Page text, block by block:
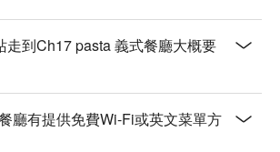
走到Ch17 pasta 義式餐廳大概要
廳有提供免費Wi-Fi或英文菜單方